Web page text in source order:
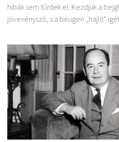
hibák sem tűntek el. Kezdjük a
jövevényszó, s a beugen „hajlít”